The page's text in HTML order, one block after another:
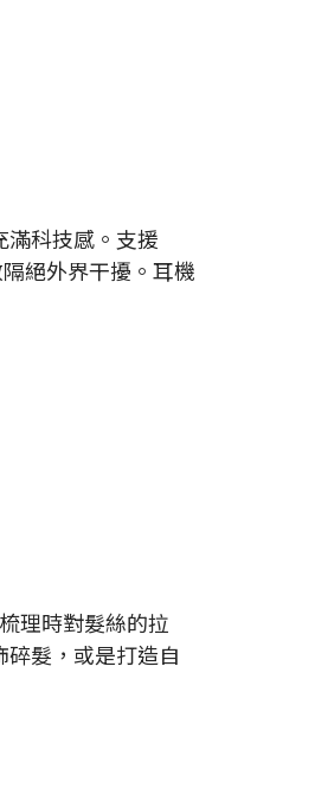
滿科技感。支援
絕外界干擾。耳機
理時對髮絲的拉
髮，或是打造自